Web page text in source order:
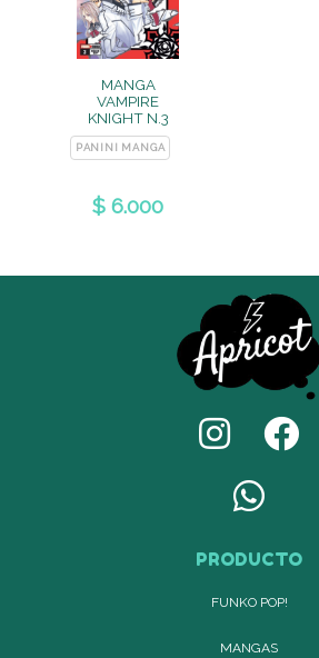
MANGA
VAMPIRE
KNIGHT N.3
PANINI MANGA
$ 6.000
PRODUCTO
FUNKO POP!
MANGAS